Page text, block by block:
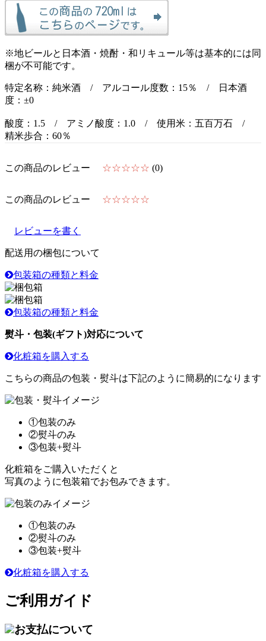
※地ビールと日本酒・焼酎・和リキュール等は基本的には同
梱が不可能です。
特定名称：純米酒 / アルコール度数：15％ / 日本酒
度：±0
酸度：1.5 / アミノ酸度：1.0 / 使用米：五百万石 /
精米歩合：60％
この商品のレビュー ☆☆☆☆☆ (0)
この商品のレビュー ☆☆☆☆☆
レビューを書く
配送用の梱包について
包装箱の種類と料金
包装箱の種類と料金
熨斗・包装(ギフト)対応について
化粧箱を購入する
こちらの商品の包装・熨斗は下記のように簡易的になります
①包装のみ
②熨斗のみ
③包装+熨斗
化粧箱をご購入いただくと
写真のように包装箱でお包みできます。
①包装のみ
②熨斗のみ
③包装+熨斗
化粧箱を購入する
ご利用ガイド
お支払について